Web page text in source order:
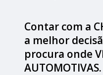
Contar com a
a melhor
procura onde
AUTOMOTIVAS.